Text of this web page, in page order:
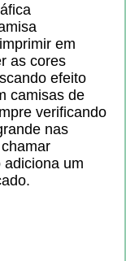
em
as cores
efeito
camisas de
verificando
nas
um